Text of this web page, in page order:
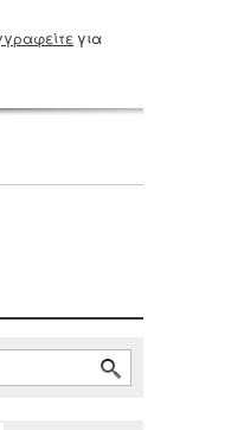
για